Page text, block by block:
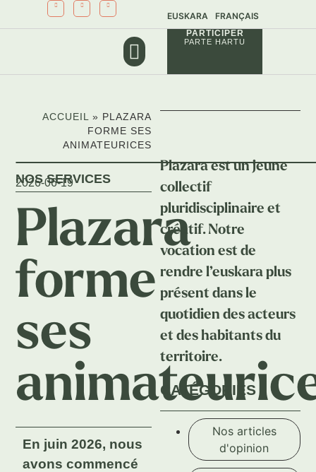
EUSKARA FRANÇAIS
PARTICIPER
PARTE HARTU
ACCUEIL» PLAZARA
FORME SES
ANIMATEURICES
NOS SERVICES
2026-06-19
Plazara
forme
ses
En juin 2026, nous
avons commencé
Plazara est un jeune
collectif
pluridisciplinaire et
créatif. Notre
vocation est de
rendre l’euskara plus
présent dans le
quotidien des acteurs
et des habitants du
territoire.
CATÉGORIES
Nos articles
d'opinion